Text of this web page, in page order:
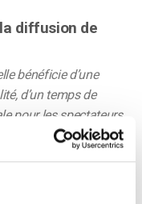
diffusion de
bénéficie d’une
d’un temps de
pour les spectateurs.
le monde entier,CDN
d’un